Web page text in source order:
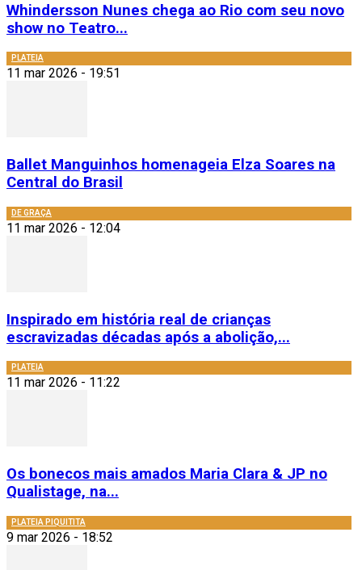
Whindersson Nunes chega ao Rio com seu novo
show no Teatro...
PLATEIA
11 mar 2026 - 19:51
Ballet Manguinhos homenageia Elza Soares na
Central do Brasil
DE GRAÇA
11 mar 2026 - 12:04
Inspirado em história real de crianças
escravizadas décadas após a abolição,...
PLATEIA
11 mar 2026 - 11:22
Os bonecos mais amados Maria Clara & JP no
Qualistage, na...
PLATEIA PIQUITITA
9 mar 2026 - 18:52